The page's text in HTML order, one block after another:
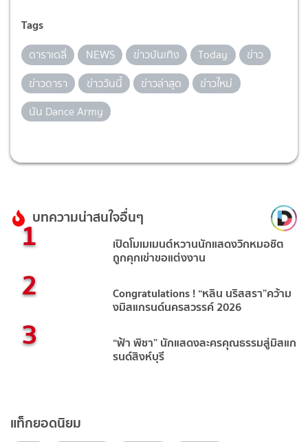
Tags
ดาราเดลี่ NEWS ข่าวบันเทิง Today
ข่าว
ข่าวดารา
ข่าววันนี้ ข่าวล่าสุด
ข่าวใหม่
นัน Dance Army
บทความน่าสนใจอื่นๆ
1 เปิดโมเมเมนต์หวานนักแสดงวิกหมอชิต
ถูกคุกเข่าขอแต่งงาน
2 Congratulations ! “หลิน นริสสรา”คว้าม
งมิสแกรนด์นครสวรรค์ 2026
3 “ฟ้า พิชา” นักแสดงละครคุณธรรมสู่มิสแก
รนด์สิงห์บุรี
แท็กยอดนิยม